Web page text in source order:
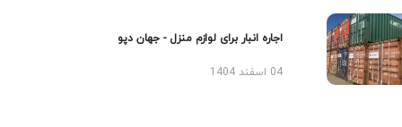
اجاره انبار برای لوازم منزل - جهان دپو
04 اسفند 1404